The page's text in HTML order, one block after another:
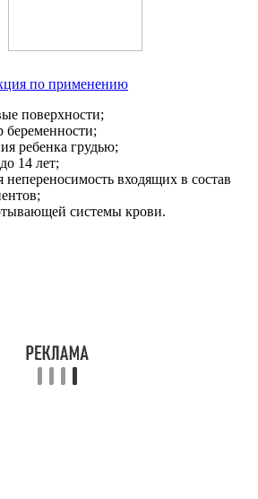
по применению
поверхности;
беременности;
ребенка грудью;
14 лет;
входящих в состав
системы крови.